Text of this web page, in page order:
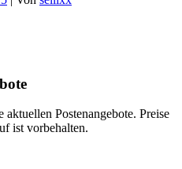
Postenangebote. Preise
ist vorbehalten.